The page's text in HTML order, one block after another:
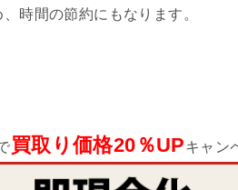
時間の節約にもなります。
買取り価格20％UPキャン